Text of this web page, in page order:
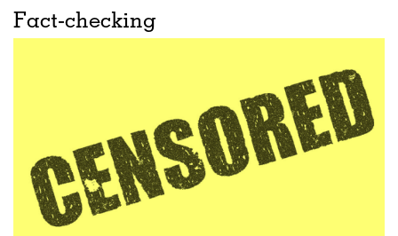
Fact-checking